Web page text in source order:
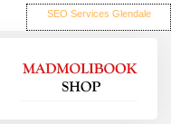
SEO Services Glendale